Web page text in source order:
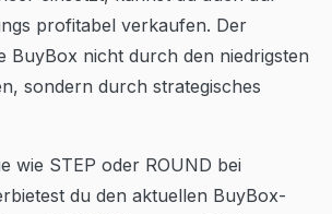
profitabel verkaufen. Der
BuyBox nicht durch den niedrigsten
sondern durch strategisches
wie STEP oder ROUND bei
du den aktuellen BuyBox-